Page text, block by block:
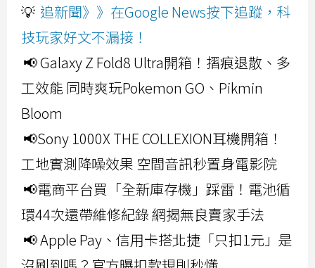
💡 追新聞》》在Google News按下追蹤，科
技玩家好文不漏接！
📢 Galaxy Z Fold8 Ultra開箱！摺痕退散、多
工效能 同時爽玩Pokemon GO、Pikmin
Bloom
📢Sony 1000X THE COLLEXION耳機開箱！
工地實測降噪效果 空間音訊秒置身電影院
📢電商平台買「全新庫存機」踩雷！電池循
環44次還帶維修紀錄 網揭無良賣家手法
📢 Apple Pay、信用卡搭北捷「只扣1元」是